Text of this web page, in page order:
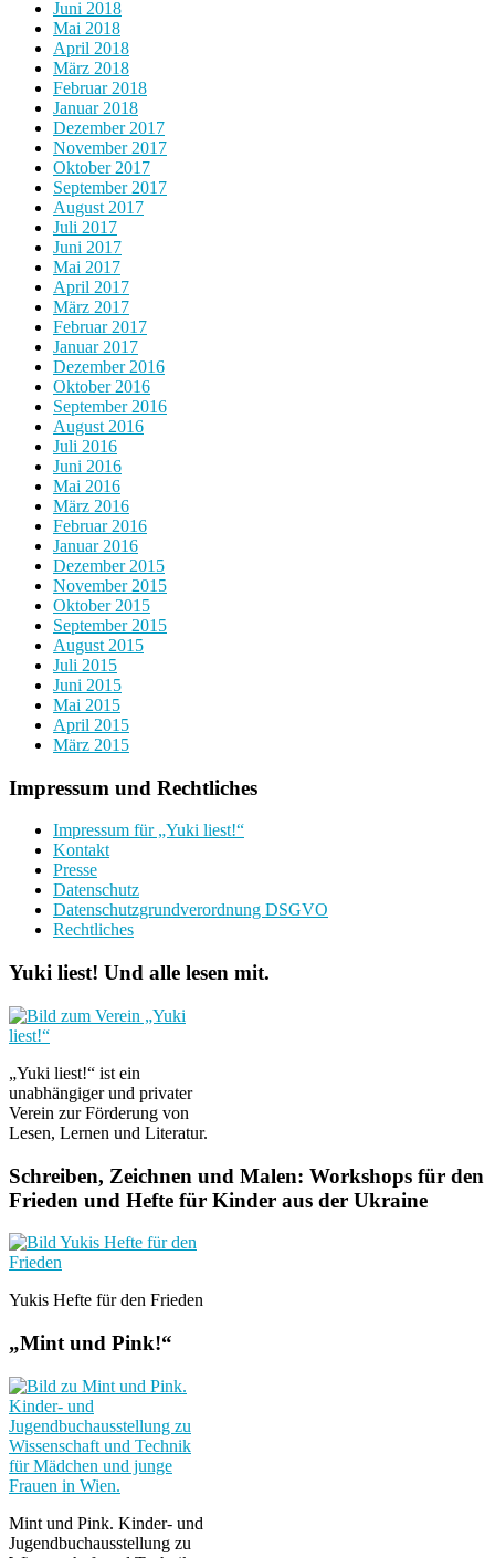
Juni 2018
Mai 2018
April 2018
März 2018
Februar 2018
Januar 2018
Dezember 2017
November 2017
Oktober 2017
September 2017
August 2017
Juli 2017
Juni 2017
Mai 2017
April 2017
März 2017
Februar 2017
Januar 2017
Dezember 2016
Oktober 2016
September 2016
August 2016
Juli 2016
Juni 2016
Mai 2016
März 2016
Februar 2016
Januar 2016
Dezember 2015
November 2015
Oktober 2015
September 2015
August 2015
Juli 2015
Juni 2015
Mai 2015
April 2015
März 2015
Impressum und Rechtliches
Impressum für „Yuki liest!“
Kontakt
Presse
Datenschutz
Datenschutzgrundverordnung DSGVO
Rechtliches
Yuki liest! Und alle lesen mit.
„Yuki liest!“ ist ein
unabhängiger und privater
Verein zur Förderung von
Lesen, Lernen und Literatur.
Schreiben, Zeichnen und Malen: Workshops für den
Frieden und Hefte für Kinder aus der Ukraine
Yukis Hefte für den Frieden
„Mint und Pink!“
Mint und Pink. Kinder- und
Jugendbuchausstellung zu